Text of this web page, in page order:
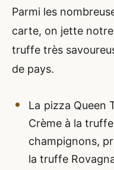
Parmi les
carte, on jette
truffe très
de pays.
La pizza Queen
Crème à la
champignons,
la truffe